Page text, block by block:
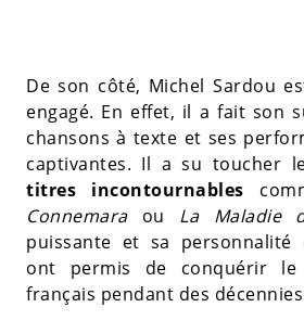
De son côté, Michel Sardou
engagé. En effet, il a fait son
chansons à texte et ses
captivantes. Il a su toucher
titres incontournables
Connemaraou La Maladie
puissante et sa personnalité
ont permis de conquérir
français pendant des